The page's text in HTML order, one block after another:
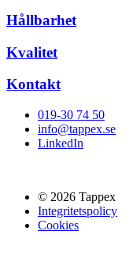
Hållbarhet
Kvalitet
Kontakt
019-30 74 50
info@tappex.se
LinkedIn
© 2026 Tappex
Integritetspolicy
Cookies